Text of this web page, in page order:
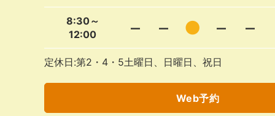
8:30～
12:00
– – ● – –
定休日:第2・4・5土曜日、日曜日、祝日
Web予約